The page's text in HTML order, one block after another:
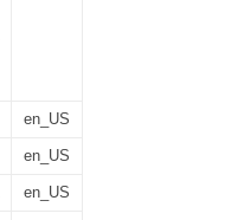
en_US
en_US
en_US